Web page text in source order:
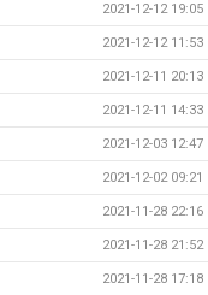
2021-12-12 19:05
2021-12-12 11:53
2021-12-11 20:13
2021-12-11 14:33
2021-12-03 12:47
2021-12-02 09:21
2021-11-28 22:16
2021-11-28 21:52
2021-11-28 17:18